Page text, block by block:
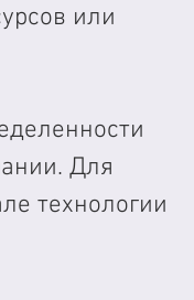
или
Для
технологии